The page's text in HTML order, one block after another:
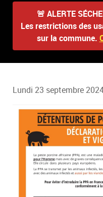
🚨 ALERTE
Les restrictions des
sur la commune.
Lundi 23 septembre